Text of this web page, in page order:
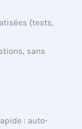
(tests,
sans
: auto-